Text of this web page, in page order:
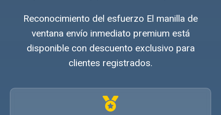
Reconocimiento del esfuerzo El manilla de
ventana envío inmediato premium está
disponible con descuento exclusivo para
clientes registrados.